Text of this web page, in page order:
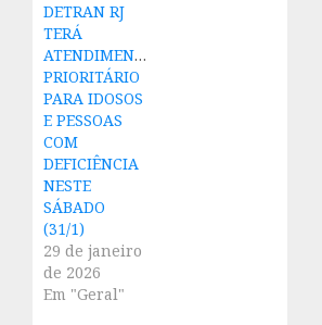
DETRAN RJ
TERÁ
ATENDIMENTO
PRIORITÁRIO
PARA IDOSOS
E PESSOAS
COM
DEFICIÊNCIA
NESTE
SÁBADO
(31/1)
29 de janeiro
de 2026
Em "Geral"